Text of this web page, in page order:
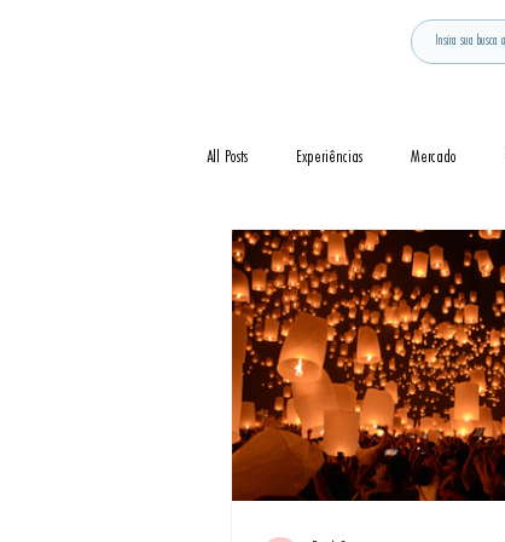
All Posts Experiências Mercado
Notícia Novidades Curiosidades